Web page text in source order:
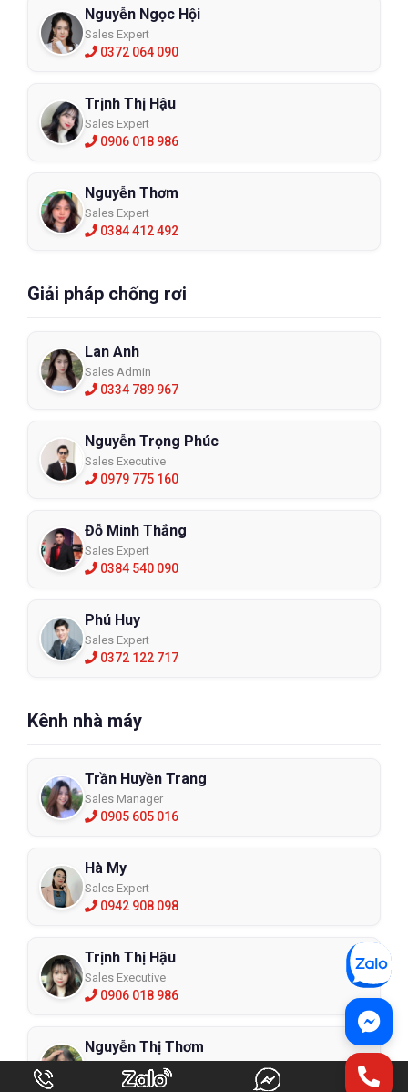
Nguyễn Ngọc Hội
Sales Expert
0372 064 090
Trịnh Thị Hậu
Sales Expert
0906 018 986
Nguyễn Thơm
Sales Expert
0384 412 492
Giải pháp chống rơi
Lan Anh
Sales Admin
0334 789 967
Nguyễn Trọng Phúc
Sales Executive
0979 775 160
Đỗ Minh Thắng
Sales Expert
0384 540 090
Phú Huy
Sales Expert
0372 122 717
Kênh nhà máy
Trần Huyền Trang
Sales Manager
0905 605 016
Hà My
Sales Expert
0942 908 098
Trịnh Thị Hậu
Sales Executive
0906 018 986
Nguyễn Thị Thơm
Sales Expert
0384 412 492